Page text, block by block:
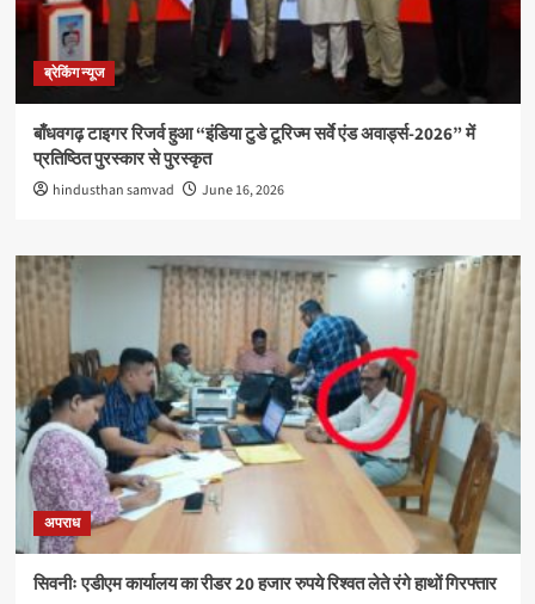
ब्रेकिंग न्यूज
बाँधवगढ़ टाइगर रिजर्व हुआ “इंडिया टुडे टूरिज्म सर्वे एंड अवार्ड्स-2026” में
प्रतिष्ठित पुरस्कार से पुरस्कृत
hindusthan samvad June 16, 2026
अपराध
सिवनीः एडीएम कार्यालय का रीडर 20 हजार रुपये रिश्वत लेते रंगे हाथों गिरफ्तार